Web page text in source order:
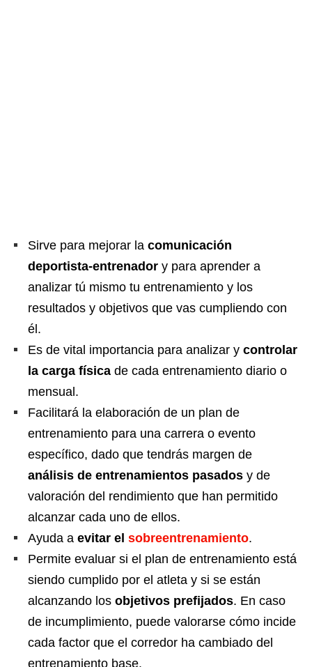
Sirve para mejorar la comunicación
deportista-entrenador y para aprender a
analizar tú mismo tu entrenamiento y los
resultados y objetivos que vas cumpliendo con
él.
Es de vital importancia para analizar y controlar
la carga física de cada entrenamiento diario o
mensual.
Facilitará la elaboración de un plan de
entrenamiento para una carrera o evento
específico, dado que tendrás margen de
análisis de entrenamientos pasados y de
valoración del rendimiento que han permitido
alcanzar cada uno de ellos.
Ayuda a evitar el sobreentrenamiento.
Permite evaluar si el plan de entrenamiento está
siendo cumplido por el atleta y si se están
alcanzando los objetivos prefijados. En caso
de incumplimiento, puede valorarse cómo incide
cada factor que el corredor ha cambiado del
entrenamiento base.